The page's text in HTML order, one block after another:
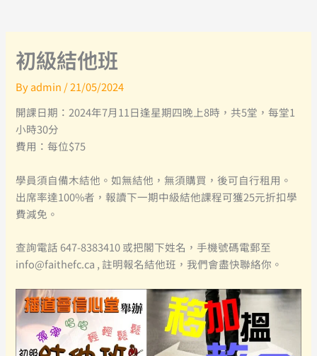
初級結他班
Byadmin /21/05/2024
開課日期：2024年7月11日逢星期四晚上8時，共5堂，每堂1
小時30分
費用：每位$75
學員須自備木結他。如無結他，無須購買，後可自行租用。
出席率達100%者，報讀下一期中級結他課程可獲25元折扣學
費減免。
查詢電話 647-8383410 或把閣下姓名，手機號碼電郵至
info@faithefc.ca , 註明報名結他班，我們會盡快聯絡你。